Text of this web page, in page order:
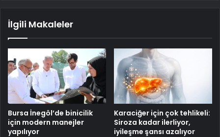
İlgili Makaleler
Bursa İnegöl’de binicilik
için modern manejler
yapılıyor
Karaciğer için çok tehlikeli:
Siroza kadar ilerliyor,
iyileşme şansı azalıyor